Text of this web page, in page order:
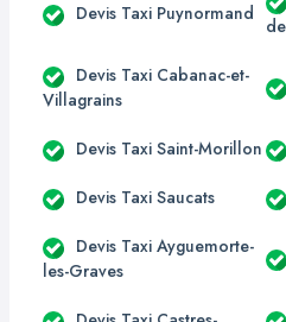
Devis Taxi Puynormand
Devis Taxi Cabanac-et-
Villagrains
Devis Taxi Saint-Morillon
Devis Taxi Saucats
Devis Taxi Ayguemorte-
les-Graves